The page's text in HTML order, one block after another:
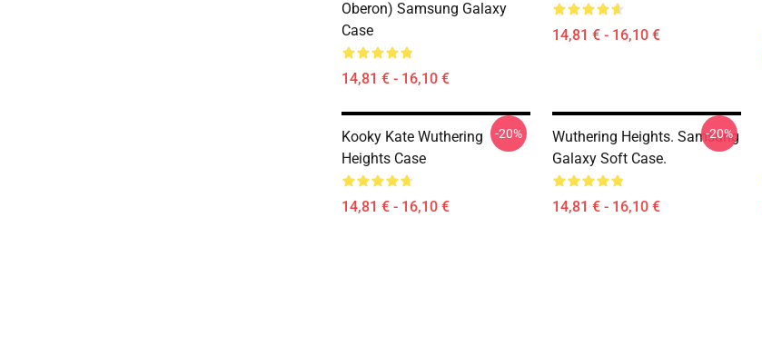
Oberon) Samsung Galaxy
Case
14,81 € - 16,10 €
14,81 € - 16,10 €
Kooky Kate Wuthering
Heights Case
14,81 € - 16,10 €
-20%
Wuthering Heights. Samsung
Galaxy Soft Case.
14,81 € - 16,10 €
-20%